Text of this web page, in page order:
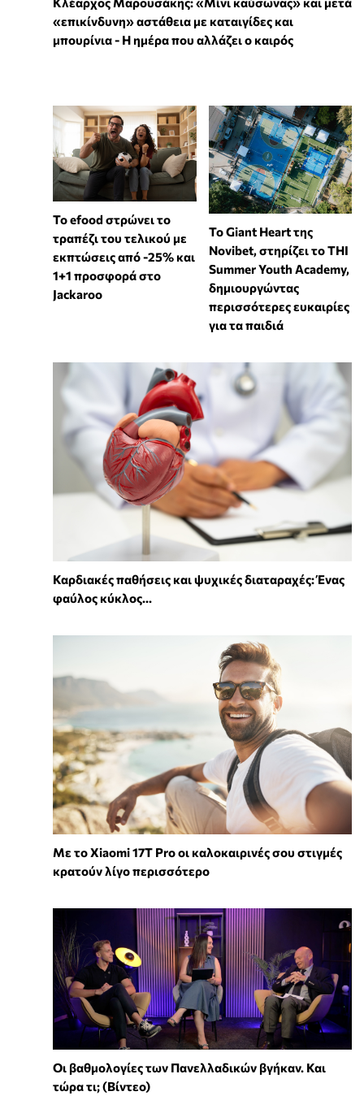
«επικίνδυνη» αστάθεια με καταιγίδες και
μπουρίνια - Η ημέρα που αλλάζει ο καιρός
Το efood στρώνει το
τραπέζι του τελικού με
εκπτώσεις από -25% και
1+1 προσφορά στο
Jackaroo
To Giant Heart της
Novibet, στηρίζει το THI
Summer Youth Academy,
δημιουργώντας
περισσότερες ευκαιρίες
για τα παιδιά
Καρδιακές παθήσεις και ψυχικές διαταραχές: Ένας
φαύλος κύκλος...
Με το Xiaomi 17T Pro οι καλοκαιρινές σου στιγμές
κρατούν λίγο περισσότερο
Οι βαθμολογίες των Πανελλαδικών βγήκαν. Και
τώρα τι; (Βίντεο)